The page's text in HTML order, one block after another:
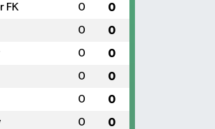
FK 0 0
0 0
0 0
0 0
0 0
0 0